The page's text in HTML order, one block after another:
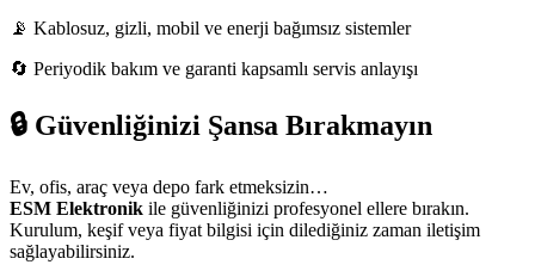
📡 Kablosuz, gizli, mobil ve enerji bağımsız sistemler
🔄 Periyodik bakım ve garanti kapsamlı servis anlayışı
🔒 Güvenliğinizi Şansa Bırakmayın
Ev, ofis, araç veya depo fark etmeksizin…
ESM Elektronik ile güvenliğinizi profesyonel ellere bırakın.
Kurulum, keşif veya fiyat bilgisi için dilediğiniz zaman iletişim
sağlayabilirsiniz.